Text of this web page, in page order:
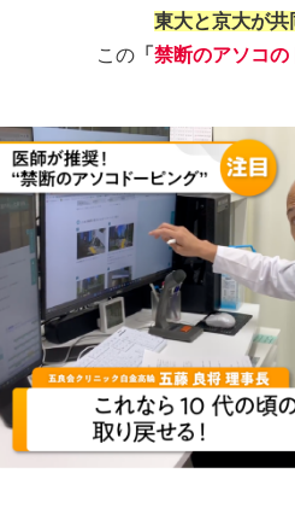
東大と京大が共
この 「 禁断のアソコの